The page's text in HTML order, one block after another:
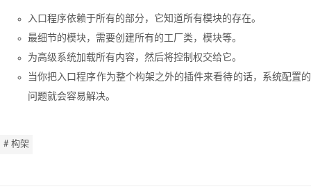
入口程序依赖于所有的部分，它知道所有模块的存在。
最细节的模块，需要创建所有的工厂类，模块等。
为高级系统加载所有内容，然后将控制权交给它。
当你把入口程序作为整个构架之外的插件来看待的话，系统配置的
问题就会容易解决。
# 构架